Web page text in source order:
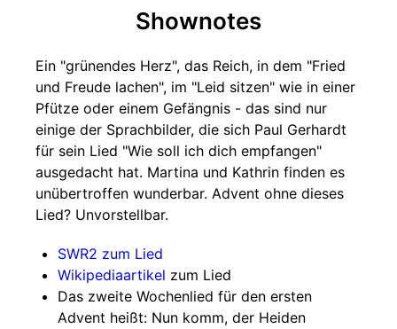
Shownotes
Ein "grünendes Herz", das Reich, in dem "Fried
und Freude lachen", im "Leid sitzen" wie in einer
Pfütze oder einem Gefängnis - das sind nur
einige der Sprachbilder, die sich Paul Gerhardt
für sein Lied "Wie soll ich dich empfangen"
ausgedacht hat. Martina und Kathrin finden es
unübertroffen wunderbar. Advent ohne dieses
Lied? Unvorstellbar.
SWR2 zum Lied
Wikipediaartikel zum Lied
Das zweite Wochenlied für den ersten
Advent heißt: Nun komm, der Heiden